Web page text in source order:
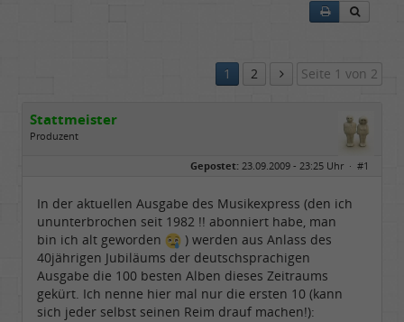
1 2 Seite 1 von 2
Stattmeister
Produzent
Gepostet: 23.09.2009 - 23:25 Uhr · #1
In der aktuellen Ausgabe des Musikexpress (den ich
ununterbrochen seit 1982 !! abonniert habe, man
bin ich alt geworden
) werden aus Anlass des
40jährigen Jubiläums der deutschsprachigen
Ausgabe die 100 besten Alben dieses Zeitraums
gekürt. Ich nenne hier mal nur die ersten 10 (kann
sich jeder selbst seinen Reim drauf machen!):